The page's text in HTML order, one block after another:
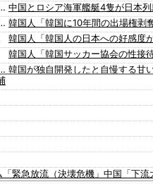
の責任ではないが、不幸な出来事を悪宣伝に利用する人がいる」
っている料理屋があるぞ！皆急げ！！！！」
」中道の態度を批判 玉城氏「小沢氏は政治の師匠」※中道は支援表明せず
市、2位 横浜市、3位 名古屋市、4位 京都市、5位 埼玉県川口市
緊急放流（決壊危機」中国「下